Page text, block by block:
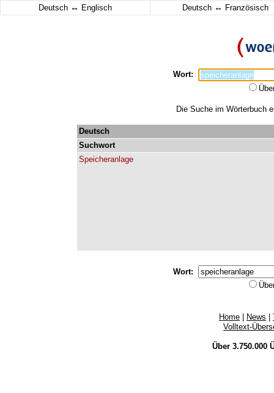
Deutsch ↔ Englisch Deutsch ↔ Französisch
Wort:
Die Suche im Wörterbuch
Deutsch
Suchwort
Speicheranlage
Wort:
Home News
Volltext-
Über 3.750.000